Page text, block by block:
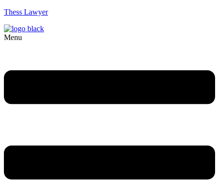
Thess Lawyer
Menu